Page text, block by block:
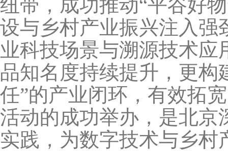
纽带，成功推动“平谷好
设与乡村产业振兴注入强
业科技场景与溯源技术
品知名度持续提升，更构
任”的产业闭环，有效拓
活动的成功举办，是北京
实践，为数字技术与乡